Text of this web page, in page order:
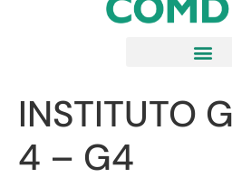
INSTITUTO
4 – G4